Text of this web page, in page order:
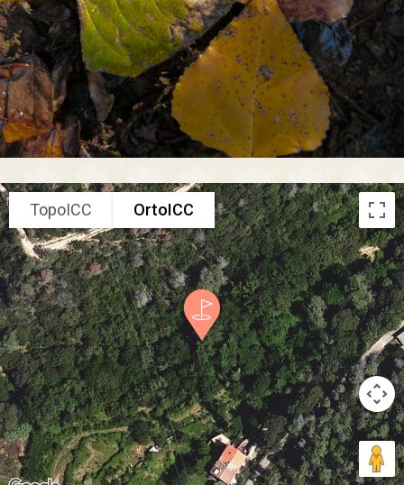
TopoICC OrtoICC